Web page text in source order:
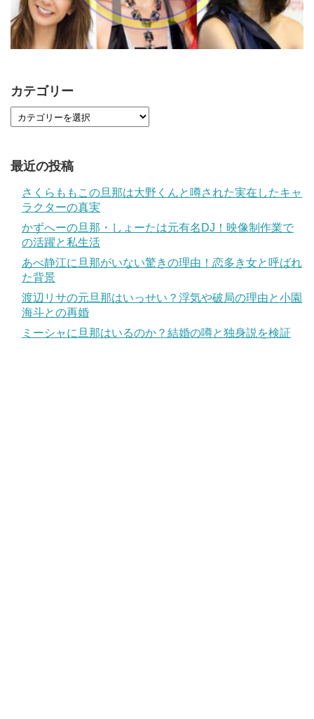
カテゴリー
最近の投稿
さくらももこの旦那は大野くんと噂された実在したキャ
ラクターの真実
かずへーの旦那・しょーたは元有名DJ！映像制作業で
の活躍と私生活
あべ静江に旦那がいない驚きの理由！恋多き女と呼ばれ
た背景
渡辺リサの元旦那はいっせい？浮気や破局の理由と小園
海斗との再婚
ミーシャに旦那はいるのか？結婚の噂と独身説を検証